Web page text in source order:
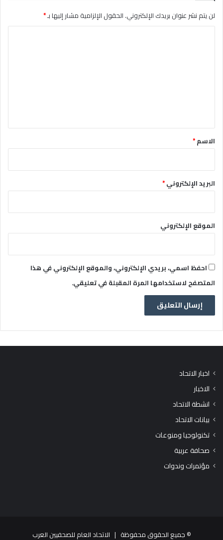
لن يتم نشر عنوان بريدك الإلكتروني.الحقول الإلزامية مشار إليها بـ*
*الاسم*
البريد الإلكتروني*
الموقع الإلكتروني
احفظ اسمي، بريدي الإلكتروني، والموقع الإلكتروني في هذا
المتصفح لاستخدامها المرة المقبلة في تعليقي.
اخبار الاتحاد
الاخبار
انشطة الاتحاد
بيانات الاتحاد
تكنولوجيا ومنوعات
صحافة عربية
مؤتمرات وندوات
© جميع الحقوق محفوظة | الاتحاد العام للصحفيين العرب